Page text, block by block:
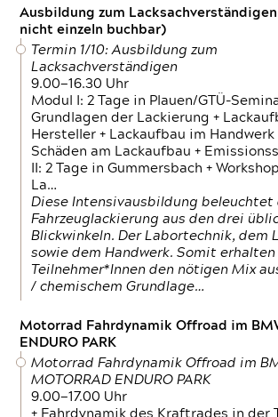
Ausbildung zum Lacksachverständigen
nicht einzeln buchbar)
Termin 1/10: Ausbildung zum
Lacksachverständigen
9.00—16.30 Uhr
Modul I: 2 Tage in Plauen/GTÜ-
Grundlagen der Lackierung +
Hersteller + Lackaufbau im Handwerk
Schäden am Lackaufbau +
II: 2 Tage in Gummersbach +
La…
Diese Intensivausbildung beleuchtet
Fahrzeuglackierung aus den drei
Blickwinkeln. Der Labortechnik, dem
sowie dem Handwerk. Somit
Teilnehmer*Innen den nötigen Mix
/ chemischem Grundlage…
Motorrad Fahrdynamik Offroad im
ENDURO PARK
Motorrad Fahrdynamik Offroad im
MOTORRAD ENDURO PARK
9.00—17.00 Uhr
+ Fahrdynamik des Kraftrades in der